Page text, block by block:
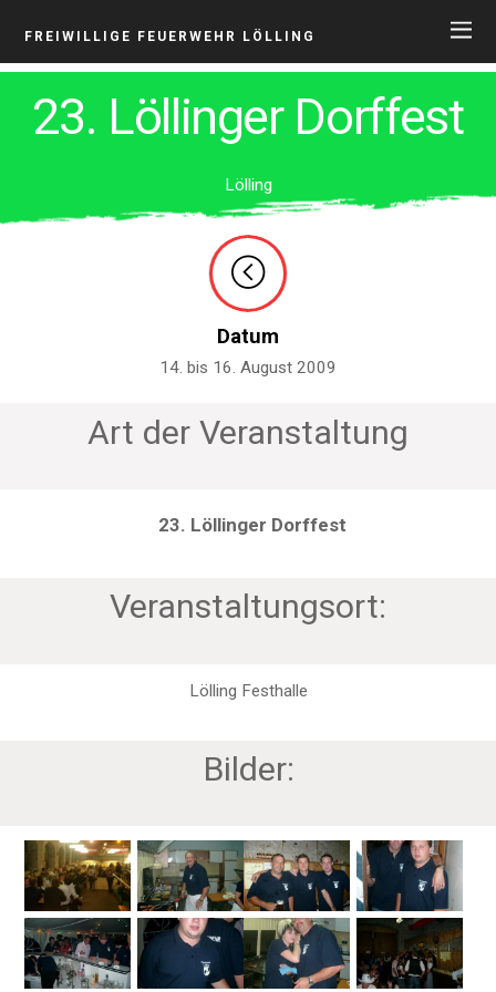
FREIWILLIGE FEUERWEHR LÖLLING
23. Löllinger Dorffest
Lölling
Datum
14. bis 16. August 2009
Art der Veranstaltung
23. Löllinger Dorffest
Veranstaltungsort:
Lölling Festhalle
Bilder: